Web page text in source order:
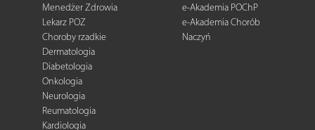
Menedżer Zdrowia
Lekarz POZ
Choroby rzadkie
Dermatologia
Diabetologia
Onkologia
Neurologia
Reumatologia
Kardiologia
e-Akademia POChP
e-Akademia Chorób
Naczyń